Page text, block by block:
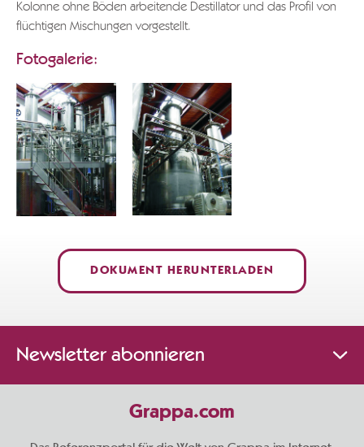
Kolonne ohne Böden arbeitende Destillator und das Profil von
flüchtigen Mischungen vorgestellt.
Fotogalerie:
DOKUMENT HERUNTERLADEN
Newsletter abonnieren
Grappa.com